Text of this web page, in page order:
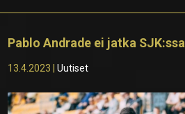
Pablo Andrade ei jatka SJK:ssa
13.4.2023 |Uutiset